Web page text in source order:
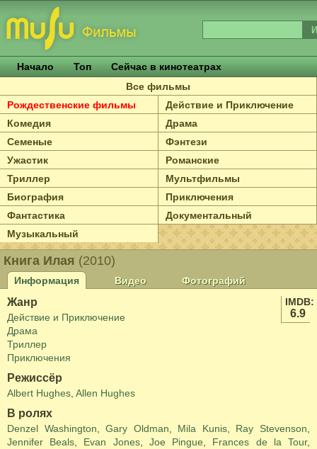
Начало Топ
Сейчас в кинотеатрах
Все фильмы
Рождественские фильмы
Действие и Приключение
Комедия
Драма
Семеные
Фэнтези
Ужастик
Романские
Триллер
Мультфильмы
Биография
Приключения
Фантастика
Документальный
Музыкальный
Книга Илая (2010)
Информация Видео
Фотографий
IMDB:
6.9
Жанр
Действие и Приключение
Драма
Триллер
Приключения
Режиссёр
Albert Hughes Allen Hughes
В ролях
Denzel Washington ,Gary Oldman Mila Kunis, Ray Stevenson
Jennifer Beals
Evan Jones, Joe Pingue Frances de la Tour,